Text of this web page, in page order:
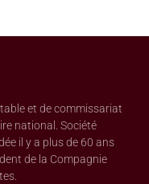
et de commissariat
national. Société
il y a plus de 60 ans
de la Compagnie